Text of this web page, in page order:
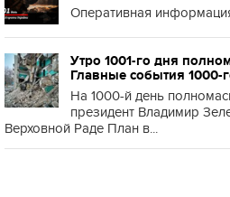
Оперативная
Утро 1001-го дня
Главные события
На 1000-й день
президент Владимир
Верховной Раде План в...